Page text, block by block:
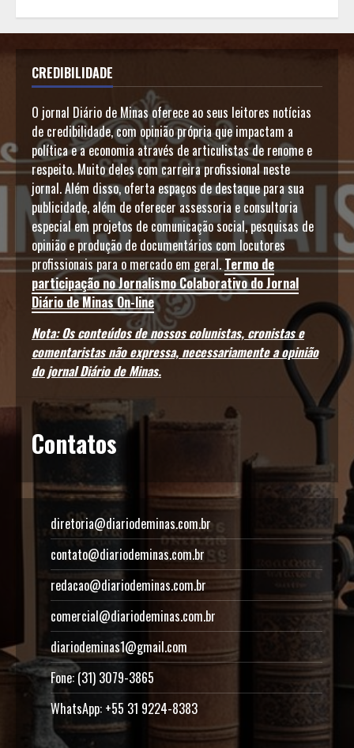
CREDIBILIDADE
O jornal Diário de Minas oferece ao seus leitores notícias
de credibilidade, com opinião própria que impactam a
política e a economia através de articulistas de renome e
respeito. Muito deles com carreira profissional neste
jornal. Além disso, oferta espaços de destaque para sua
publicidade, além de oferecer assessoria e consultoria
especial em projetos de comunicação social, pesquisas de
opinião e produção de documentários com locutores
profissionais para o mercado em geral.Termo de
participação no Jornalismo Colaborativo do Jornal
Diário de Minas On-line
Nota: Os conteúdos de nossos colunistas, cronistas e
comentaristas não expressa, necessariamente a opinião
do jornal Diário de Minas.
Contatos
diretoria@diariodeminas.com.br
contato@diariodeminas.com.br
redacao@diariodeminas.com.br
comercial@diariodeminas.com.br
diariodeminas1@gmail.com
Fone: (31) 3079-3865
WhatsApp: +55 31 9224-8383